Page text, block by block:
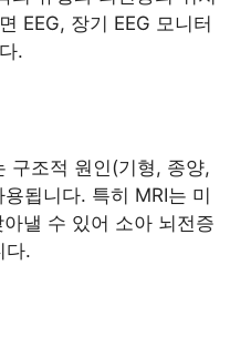
EEG, 장기 EEG 모니터
.
구조적 원인(기형, 종양,
됩니다. 특히 MRI는 미
낼 수 있어 소아 뇌전증
다.